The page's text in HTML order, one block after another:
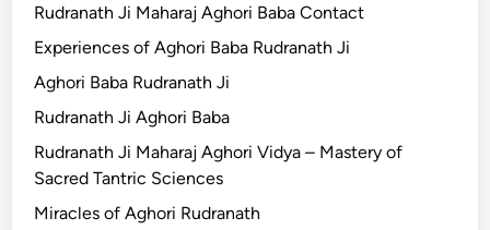
Rudranath Ji Maharaj Aghori Baba Contact
Experiences of Aghori Baba Rudranath Ji
Aghori Baba Rudranath Ji
Rudranath Ji Aghori Baba
Rudranath Ji Maharaj Aghori Vidya – Mastery of
Sacred Tantric Sciences
Miracles of Aghori Rudranath